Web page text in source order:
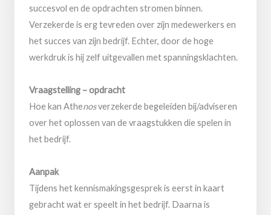
succesvol en de opdrachten stromen binnen.
Verzekerde is erg tevreden over zijn medewerkers en
het succes van zijn bedrijf. Echter, door de hoge
werkdruk is hij zelf uitgevallen met spanningsklachten.
Vraagstelling – opdracht
Hoe kan Athenosverzekerde begeleiden bij/adviseren
over het oplossen van de vraagstukken die spelen in
het bedrijf.
Aanpak
Tijdens het kennismakingsgesprek is eerst in kaart
gebracht wat er speelt in het bedrijf. Daarna is